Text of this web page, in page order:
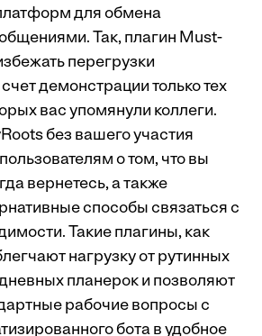
для обмена
Так, плагин Must-
перегрузки
демонстрации только тех
вас упомянули коллеги.
без вашего участия
о том, что вы
вернетесь, а также
способы связаться с
Такие плагины, как
нагрузку от рутинных
планерок и позволяют
рабочие вопросы с
бота в удобное